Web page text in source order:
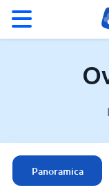
Olanda
Panoramica